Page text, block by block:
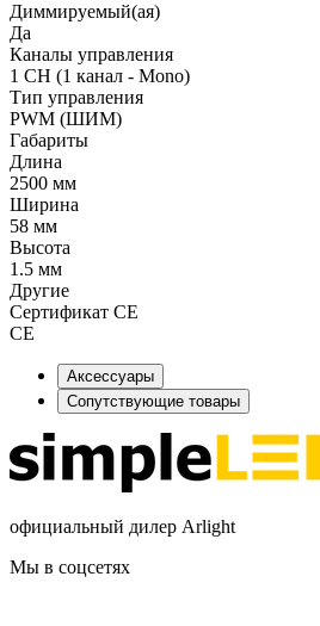
Диммируемый(ая)
Да
Каналы управления
1 CH (1 канал - Mono)
Тип управления
PWM (ШИМ)
Габариты
Длина
2500 мм
Ширина
58 мм
Высота
1.5 мм
Другие
Сертификат CE
CE
Аксессуары
Сопутствующие товары
официальный дилер Arlight
Мы в соцсетях